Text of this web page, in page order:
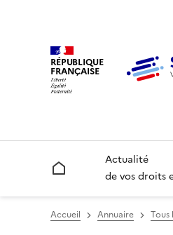
RÉPUBLIQUE
FRANÇAISE
Accueil
Actualité
de vos droits
Accueil Annuaire Tous